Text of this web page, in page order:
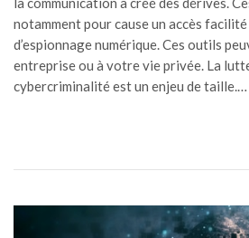
notamment pour cause un accès
d’espionnage numérique. Ces outils
entreprise ou à votre vie privée. La
cybercriminalité est un enjeu de taille.…